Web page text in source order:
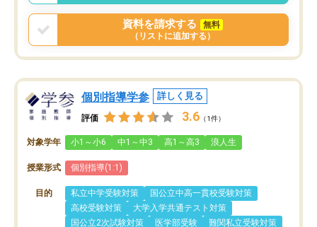
資料を請求する
無料
（リストに追加する）
個別指導学参 詳しく見る
評価 3.6 （1件）
対象学年 小1～小6 中1～中3 高1～高3 浪人生
授業形式 個別指導(1:1)
目的 私立中学受験対策
国公立中高一貫校受験対策
高校受験対策
大学入学共通テスト対策
国公立2次試験対策
医学部受験 難関私立受験対策